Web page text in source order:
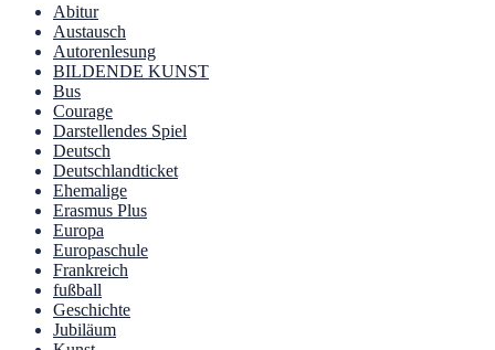
Abitur
Austausch
Autorenlesung
BILDENDE KUNST
Bus
Courage
Darstellendes Spiel
Deutsch
Deutschlandticket
Ehemalige
Erasmus Plus
Europa
Europaschule
Frankreich
fußball
Geschichte
Jubiläum